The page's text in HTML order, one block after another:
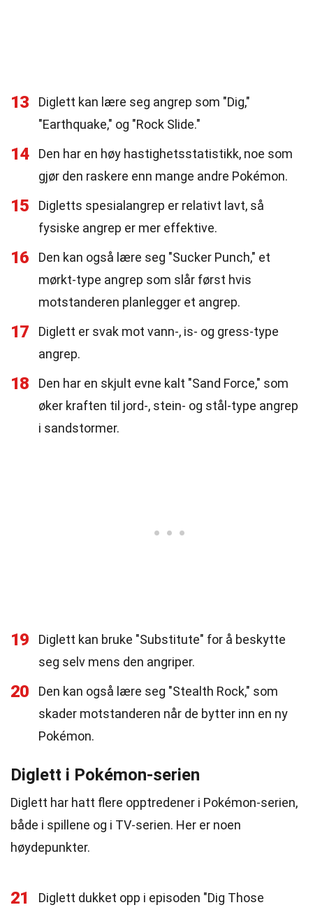
13
Diglett kan lære seg angrep som "Dig,"
"Earthquake," og "Rock Slide."
14
Den har en høy hastighetsstatistikk, noe som
gjør den raskere enn mange andre Pokémon.
15
Digletts spesialangrep er relativt lavt, så
fysiske angrep er mer effektive.
16
Den kan også lære seg "Sucker Punch," et
mørkt-type angrep som slår først hvis
motstanderen planlegger et angrep.
17
Diglett er svak mot vann-, is- og gress-type
angrep.
18
Den har en skjult evne kalt "Sand Force," som
øker kraften til jord-, stein- og stål-type angrep
i sandstormer.
19
Diglett kan bruke "Substitute" for å beskytte
seg selv mens den angriper.
20
Den kan også lære seg "Stealth Rock," som
skader motstanderen når de bytter inn en ny
Pokémon.
Diglett i Pokémon-serien
Diglett har hatt flere opptredener i Pokémon-serien,
både i spillene og i TV-serien. Her er noen
høydepunkter.
21
Diglett dukket opp i episoden "Dig Those